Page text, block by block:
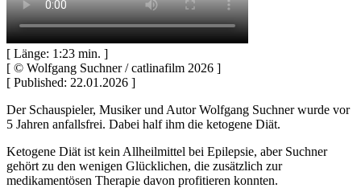
[ Länge: 1:23 min. ]
[ © Wolfgang Suchner / catlinafilm 2026 ]
[ Published: 22.01.2026 ]
Der Schauspieler, Musiker und Autor Wolfgang Suchner wurde vor
5 Jahren anfallsfrei. Dabei half ihm die ketogene Diät.
Ketogene Diät ist kein Allheilmittel bei Epilepsie, aber Suchner
gehört zu den wenigen Glücklichen, die zusätzlich zur
medikamentösen Therapie davon profitieren konnten.